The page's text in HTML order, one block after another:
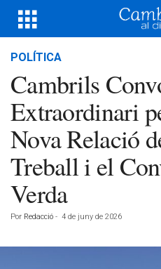
POLÍTICA
Cambrils
Extraordinari
Nova Relació
Treball i el
Verda
Por Redacció - 4 de juny de 2026